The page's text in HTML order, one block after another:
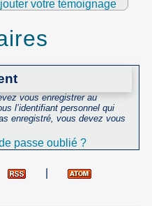
votre témoignage
vous enregistrer au
l’identifiant personnel qui
enregistré, vous devez vous
passe oublié ?